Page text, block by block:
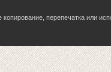
перепечатка или